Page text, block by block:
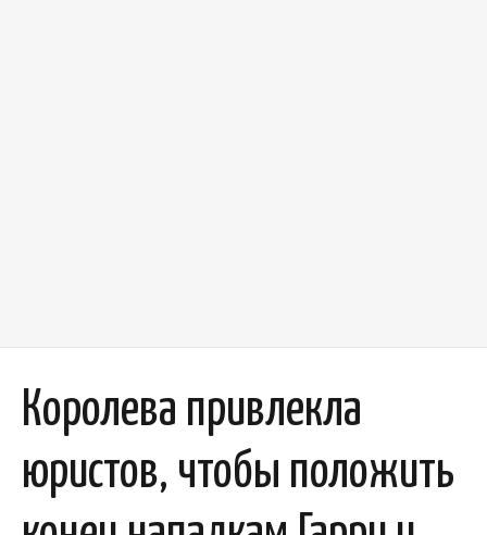
Королева привлекла
юристов, чтобы положить